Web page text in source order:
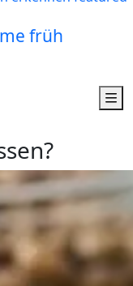
früh
sen?